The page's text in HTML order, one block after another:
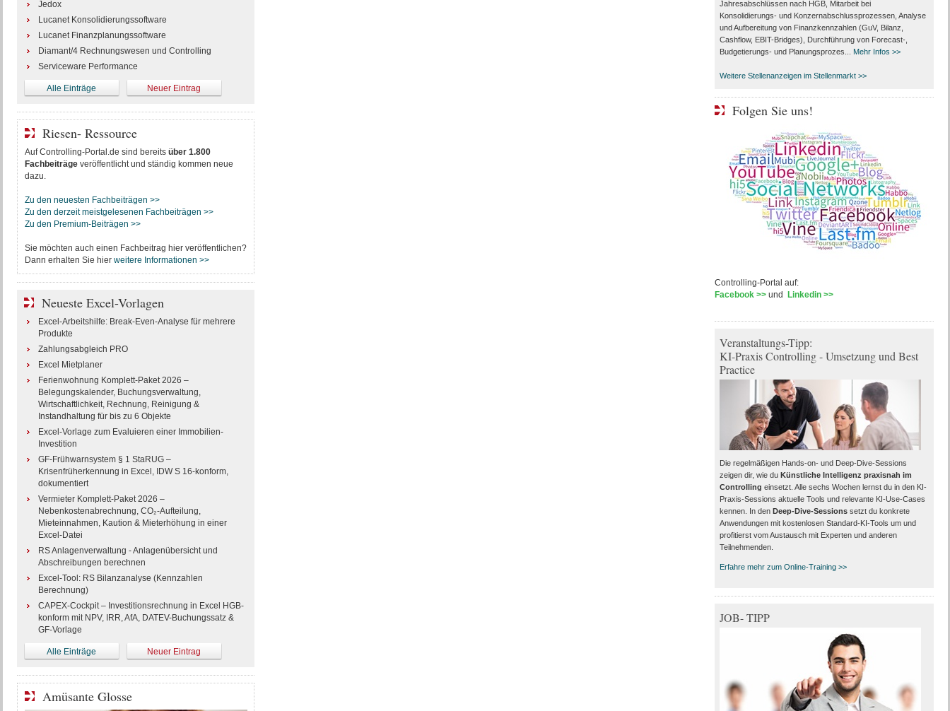
Jedox
Lucanet Konsolidierungssoftware
Lucanet Finanzplanungssoftware
Diamant/4 Rechnungswesen und Controlling
Serviceware Performance
Alle Einträge Neuer Eintrag
Riesen- Ressource
Auf Controlling-Portal.de sind bereits über 1.800
Fachbeiträgeveröffentlicht und ständig kommen neue
dazu.
Zu den neuesten Fachbeiträgen >>
Zu den derzeit meistgelesenen Fachbeiträgen >>
Zu den Premium-Beiträgen >>
Sie möchten auch einen Fachbeitrag hier veröffentlichen?
Dann erhalten Sie hier weitere Informationen >>
Neueste Excel-Vorlagen
Excel-Arbeitshilfe: Break-Even-Analyse für mehrere
Produkte
Zahlungsabgleich PRO
Excel Mietplaner
Ferienwohnung Komplett-Paket 2026 –
Belegungskalender, Buchungsverwaltung,
Wirtschaftlichkeit, Rechnung, Reinigung &
Instandhaltung für bis zu 6 Objekte
Excel-Vorlage zum Evaluieren einer Immobilien-
Investition
GF-Frühwarnsystem § 1 StaRUG –
Krisenfrüherkennung in Excel, IDW S 16-konform,
dokumentiert
Vermieter Komplett-Paket 2026 –
Nebenkostenabrechnung, CO₂-Aufteilung,
Mieteinnahmen, Kaution & Mieterhöhung in einer
Excel-Datei
RS Anlagenverwaltung - Anlagenübersicht und
Abschreibungen berechnen
Excel-Tool: RS Bilanzanalyse (Kennzahlen
Berechnung)
CAPEX-Cockpit – Investitionsrechnung in Excel HGB-
konform mit NPV, IRR, AfA, DATEV-Buchungssatz &
GF-Vorlage
Alle Einträge Neuer Eintrag
Amüsante Glosse
Jahresabschlüssen nach HGB, Mitarbeit bei
Konsolidierungs‑ und Konzernabschlussprozessen, Analyse
und Aufbereitung von Finanzkennzahlen (GuV, Bilanz,
Cashflow, EBIT-Bridges), Durchführung von Forecast‑,
Budgetierungs‑ und Planungsprozes...
Mehr Infos >>
Weitere Stellenanzeigen im Stellenmarkt >>
Folgen Sie uns!
Controlling-Portal auf:
Facebook >>und Linkedin >>
Veranstaltungs-Tipp:
KI-Praxis Controlling - Umsetzung und Best
Practice
Die regelmäßigen Hands-on- und Deep-Dive-Sessions
zeigen dir, wie du Künstliche Intelligenz praxisnah im
Controlling einsetzt. Alle sechs Wochen lernst du in den KI-
Praxis-Sessions aktuelle Tools und relevante KI-Use-Cases
kennen. In den Deep-Dive-Sessionssetzt du konkrete
Anwendungen mit kostenlosen Standard-KI-Tools um und
profitierst vom Austausch mit Experten und anderen
Teilnehmenden.
Erfahre mehr zum Online-Training >>
JOB- TIPP